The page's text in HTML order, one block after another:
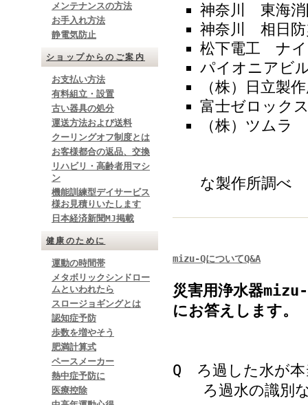
メンテナンスの方法
お手入れ方法
静電気防止
ショップからのご案内
お支払い方法
有料組立・設置
古い器具の処分
運送方法および送料
クーリングオフ制度とは
お客様都合の返品、交換
リハビリ・高齢者用マシ
ン
機能訓練型デイサービス
様お見積りいたします
日本経済新聞MJ掲載
健康のために
運動の時間帯
メタボリックシンドロー
ムといわれたら
スロージョギングとは
認知症予防
歩数を増やそう
肥満計算式
ペースメーカー
熱中症予防に
医療控除
神奈川 東海消
神奈川 相日防
松下電工 ナイ
パイオニアビ
（株）日立製
富士ゼロック
（株）ツムラ
な製作所調べ
mizu-QについてQ&A
災害用浄水器
にお答えします。
Q ろ過した水が本
ろ過水の識別な